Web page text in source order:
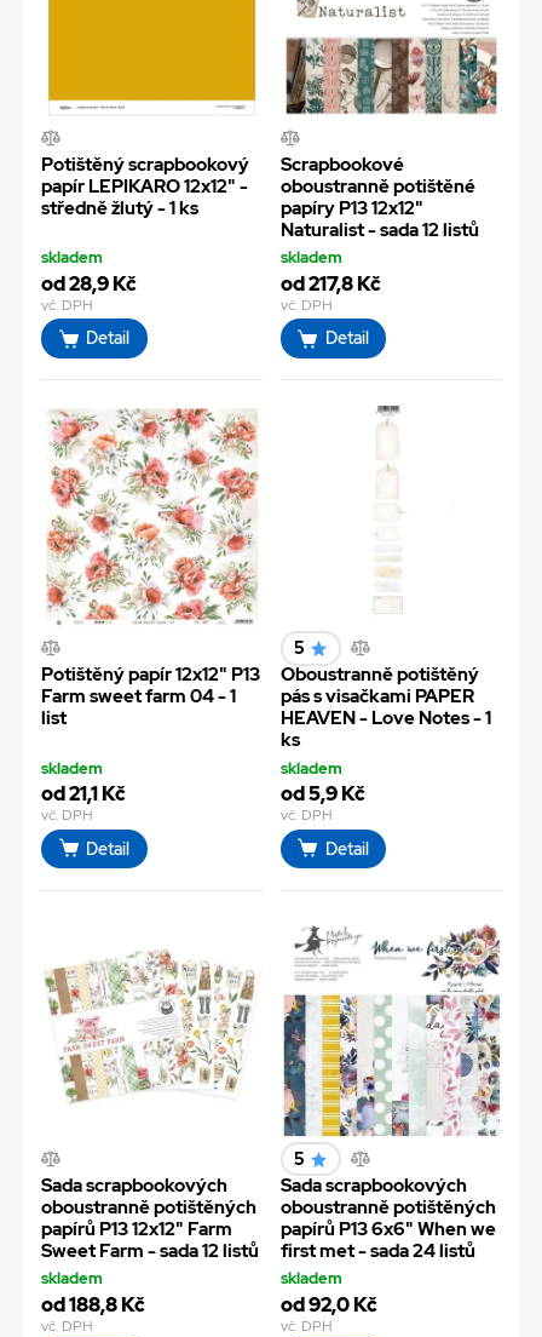
Potištěný scrapbookový
papír LEPIKARO 12x12" -
středně žlutý - 1 ks
skladem
od 28,9 Kč
vč. DPH
Detail
Scrapbookové
oboustranně potištěné
papíry P13 12x12"
Naturalist - sada 12 listů
skladem
od 217,8 Kč
vč. DPH
Detail
Potištěný papír 12x12" P13
Farm sweet farm 04 - 1
list
skladem
od 21,1 Kč
vč. DPH
Detail
5
Oboustranně potištěný
pás s visačkami PAPER
HEAVEN - Love Notes - 1
ks
skladem
od 5,9 Kč
vč. DPH
Detail
Sada scrapbookových
oboustranně potištěných
papírů P13 12x12" Farm
Sweet Farm - sada 12 listů
skladem
od 188,8 Kč
vč. DPH
5
Sada scrapbookových
oboustranně potištěných
papírů P13 6x6" When we
first met - sada 24 listů
skladem
od 92,0 Kč
vč. DPH